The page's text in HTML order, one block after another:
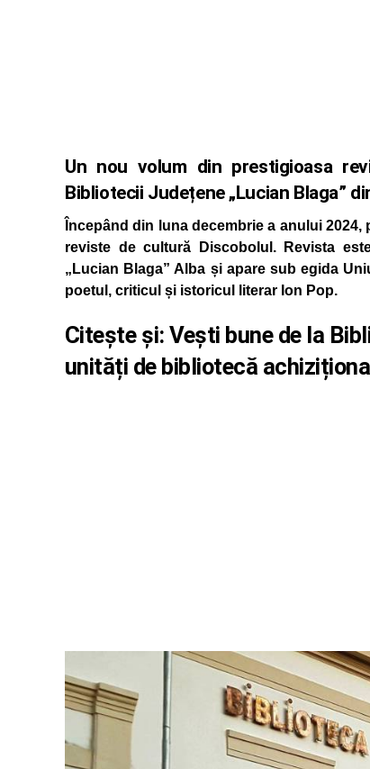
Un nou volum din prestigioasa
Bibliotecii Județene „Lucian Blaga”
Începând din luna decembrie a anului
reviste de cultură Discobolul. Revista
„Lucian Blaga” Alba și apare sub egida
poetul, criticul și istoricul literar Ion Pop.
Citește și:Vești bune de la
unități de bibliotecă